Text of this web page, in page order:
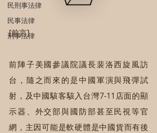
民刑事法律
民事法律
刑事法律
[前言]
前陣子美國參議院議長裴洛西旋風訪
台，隨之而來的是中國軍演與飛彈試
射，及中國駭客駭入台灣7-11店面的顯
示器、外交部與國防部甚至民視等官
網，主因可能是軟硬體是中國貨而有後